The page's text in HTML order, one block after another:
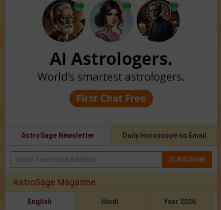
AstroSage Newsletter Daily Horoscope on Email
SUBSCRIBE
AstroSage Magazine
English Hindi Year 2026